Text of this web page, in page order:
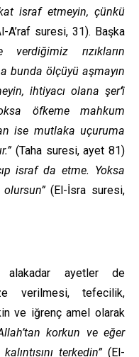
israf etmeyin, çünkü
A’raf suresi, 31). Başka
verdiğimiz rızıkların
bunda ölçüyü aşmayın
ihtiyacı olana şer‘i
öfkeme mahkum
ise mutlaka uçuruma
(Taha suresi, ayet 81)
israf da etme. Yoksa
(El-İsra suresi,
alakadar ayetler de
verilmesi, tefecilik,
ve iğrenç amel olarak
korkun ve eğer
terkedin” (El-